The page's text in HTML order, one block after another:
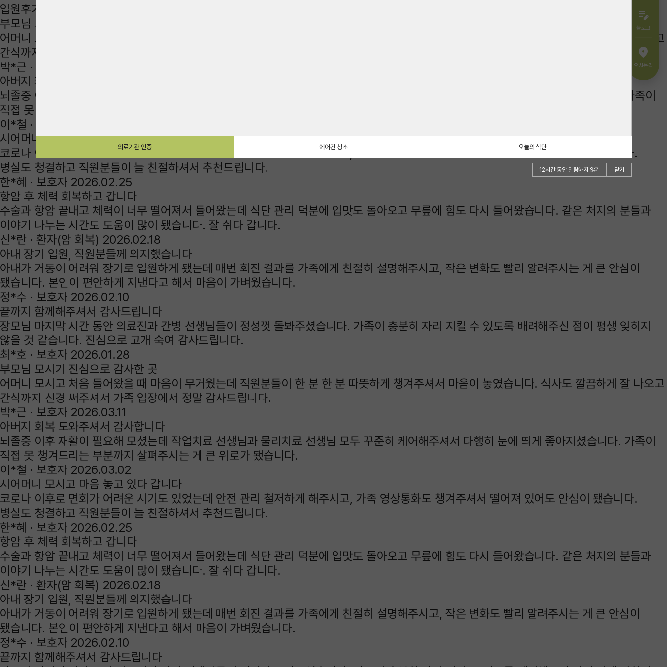
edit_note
블로그
location_on
오시는길
입원후기
부모님 모시기 진심으로 감사한 곳
어머니 모시고 처음 들어왔을 때 마음이 무거웠는데 직원분들이 한 분 한 분 따뜻하게 챙겨주셔서 마음이 놓였습니다. 식사도 깔끔하게 잘 나오고
간식까지 신경 써주셔서 가족 입장에서 정말 감사드립니다.
박*근 ·
아버지 회복 도와주셔서 감사합니다
뇌졸중 이후 재활이 필요해 모셨는데 작업치료 선생님과 물리치료 선생님 모두 꾸준히 케어해주셔서 다행히 눈에 띄게 좋아지셨습니다. 가족이
직접 못 챙겨드리는 부분까지 살펴주시는 게 큰 위로가 됐습니다.
이*철 ·
시어머니 모시고 마음 놓고 있다 갑니다
코로나 이후로 면회가 어려운 시기도 있었는데 안전 관리 철저하게 해주시고, 가족 영상통화도 챙겨주셔서 떨어져 있어도 안심이 됐습니다.
병실도 청결하고 직원분들이 늘 친절하셔서 추천드립니다.
한*혜 · 보호자 2026.02.25
항암 후 체력 회복하고 갑니다
수술과 항암 끝내고 체력이 너무 떨어져서 들어왔는데 식단 관리 덕분에 입맛도 돌아오고 무릎에 힘도 다시 들어왔습니다. 같은 처지의 분들과
이야기 나누는 시간도 도움이 많이 됐습니다. 잘 쉬다 갑니다.
신*란 · 환자(암 회복) 2026.02.18
아내 장기 입원, 직원분들께 의지했습니다
아내가 거동이 어려워 장기로 입원하게 됐는데 매번 회진 결과를 가족에게 친절히 설명해주시고, 작은 변화도 빨리 알려주시는 게 큰 안심이
됐습니다. 본인이 편안하게 지낸다고 해서 마음이 가벼웠습니다.
정*수 · 보호자 2026.02.10
끝까지 함께해주셔서 감사드립니다
장모님 마지막 시간 동안 의료진과 간병 선생님들이 정성껏 돌봐주셨습니다. 가족이 충분히 자리 지킬 수 있도록 배려해주신 점이 평생 잊히지
않을 것 같습니다. 진심으로 고개 숙여 감사드립니다.
최*호 · 보호자 2026.01.28
부모님 모시기 진심으로 감사한 곳
어머니 모시고 처음 들어왔을 때 마음이 무거웠는데 직원분들이 한 분 한 분 따뜻하게 챙겨주셔서 마음이 놓였습니다. 식사도 깔끔하게 잘 나오고
간식까지 신경 써주셔서 가족 입장에서 정말 감사드립니다.
박*근 · 보호자 2026.03.11
아버지 회복 도와주셔서 감사합니다
뇌졸중 이후 재활이 필요해 모셨는데 작업치료 선생님과 물리치료 선생님 모두 꾸준히 케어해주셔서 다행히 눈에 띄게 좋아지셨습니다. 가족이
직접 못 챙겨드리는 부분까지 살펴주시는 게 큰 위로가 됐습니다.
이*철 · 보호자 2026.03.02
시어머니 모시고 마음 놓고 있다 갑니다
코로나 이후로 면회가 어려운 시기도 있었는데 안전 관리 철저하게 해주시고, 가족 영상통화도 챙겨주셔서 떨어져 있어도 안심이 됐습니다.
병실도 청결하고 직원분들이 늘 친절하셔서 추천드립니다.
한*혜 · 보호자 2026.02.25
항암 후 체력 회복하고 갑니다
수술과 항암 끝내고 체력이 너무 떨어져서 들어왔는데 식단 관리 덕분에 입맛도 돌아오고 무릎에 힘도 다시 들어왔습니다. 같은 처지의 분들과
이야기 나누는 시간도 도움이 많이 됐습니다. 잘 쉬다 갑니다.
신*란 · 환자(암 회복) 2026.02.18
아내 장기 입원, 직원분들께 의지했습니다
아내가 거동이 어려워 장기로 입원하게 됐는데 매번 회진 결과를 가족에게 친절히 설명해주시고, 작은 변화도 빨리 알려주시는 게 큰 안심이
됐습니다. 본인이 편안하게 지낸다고 해서 마음이 가벼웠습니다.
정*수 · 보호자 2026.02.10
끝까지 함께해주셔서 감사드립니다
의료기관 인증 에어컨 청소 오늘의 식단
12시간 동안 열람하지 않기 닫기